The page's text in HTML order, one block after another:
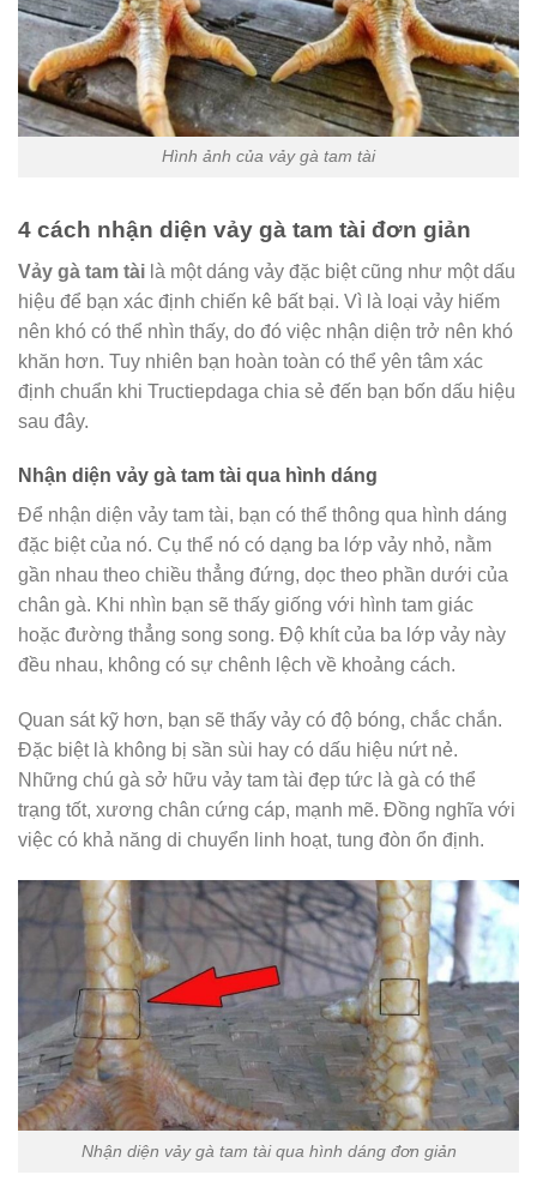
Hình ảnh của vảy gà tam tài
4 cách nhận diện vảy gà tam tài đơn giản
Vảy gà tam tài là một dáng vảy đặc biệt cũng như một dấu
hiệu để bạn xác định chiến kê bất bại. Vì là loại vảy hiếm
nên khó có thể nhìn thấy, do đó việc nhận diện trở nên khó
khăn hơn. Tuy nhiên bạn hoàn toàn có thể yên tâm xác
định chuẩn khi Tructiepdaga chia sẻ đến bạn bốn dấu hiệu
sau đây.
Nhận diện vảy gà tam tài qua hình dáng
Để nhận diện vảy tam tài, bạn có thể thông qua hình dáng
đặc biệt của nó. Cụ thể nó có dạng ba lớp vảy nhỏ, nằm
gần nhau theo chiều thẳng đứng, dọc theo phần dưới của
chân gà. Khi nhìn bạn sẽ thấy giống với hình tam giác
hoặc đường thẳng song song. Độ khít của ba lớp vảy này
đều nhau, không có sự chênh lệch về khoảng cách.
Quan sát kỹ hơn, bạn sẽ thấy vảy có độ bóng, chắc chắn.
Đặc biệt là không bị sần sùi hay có dấu hiệu nứt nẻ.
Những chú gà sở hữu vảy tam tài đẹp tức là gà có thể
trạng tốt, xương chân cứng cáp, mạnh mẽ. Đồng nghĩa với
việc có khả năng di chuyển linh hoạt, tung đòn ổn định.
Nhận diện vảy gà tam tài qua hình dáng đơn giản